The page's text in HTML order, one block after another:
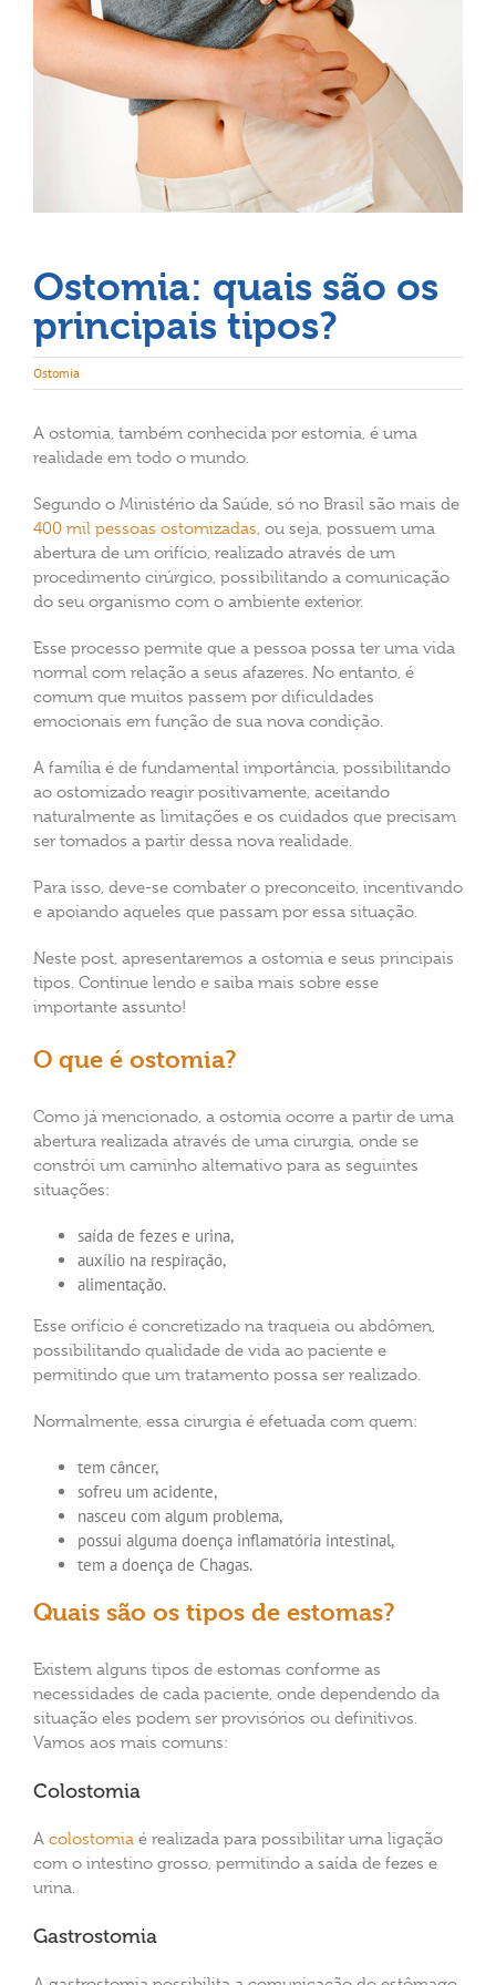
Ostomia: quais são os
principais tipos?
Ostomia
A ostomia, também conhecida por estomia, é uma
realidade em todo o mundo.
Segundo o Ministério da Saúde, só no Brasil são mais de
400 mil pessoas ostomizadas, ou seja, possuem uma
abertura de um orifício, realizado através de um
procedimento cirúrgico, possibilitando a comunicação
do seu organismo com o ambiente exterior.
Esse processo permite que a pessoa possa ter uma vida
normal com relação a seus afazeres. No entanto, é
comum que muitos passem por dificuldades
emocionais em função de sua nova condição.
A família é de fundamental importância, possibilitando
ao ostomizado reagir positivamente, aceitando
naturalmente as limitações e os cuidados que precisam
ser tomados a partir dessa nova realidade.
Para isso, deve-se combater o preconceito, incentivando
e apoiando aqueles que passam por essa situação.
Neste post, apresentaremos a ostomia e seus principais
tipos. Continue lendo e saiba mais sobre esse
importante assunto!
O que é ostomia?
Como já mencionado, a ostomia ocorre a partir de uma
abertura realizada através de uma cirurgia, onde se
constrói um caminho alternativo para as seguintes
situações:
saída de fezes e urina,
auxílio na respiração,
alimentação.
Esse orifício é concretizado na traqueia ou abdômen,
possibilitando qualidade de vida ao paciente e
permitindo que um tratamento possa ser realizado.
Normalmente, essa cirurgia é efetuada com quem:
tem câncer,
sofreu um acidente,
nasceu com algum problema,
possui alguma doença inflamatória intestinal,
tem a doença de Chagas.
Quais são os tipos de estomas?
Existem alguns tipos de estomas conforme as
necessidades de cada paciente, onde dependendo da
situação eles podem ser provisórios ou definitivos.
Vamos aos mais comuns:
Colostomia
A colostomia é realizada para possibilitar uma ligação
com o intestino grosso, permitindo a saída de fezes e
urina.
Gastrostomia